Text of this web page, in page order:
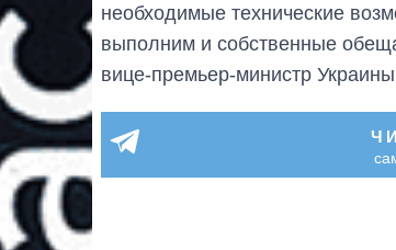
необходимые технические
выполним и собственные
вице-премьер-министр Украины